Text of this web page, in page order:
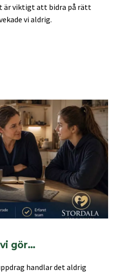
är viktigt att bidra på rätt
vi aldrig.
gör…
handlar det aldrig